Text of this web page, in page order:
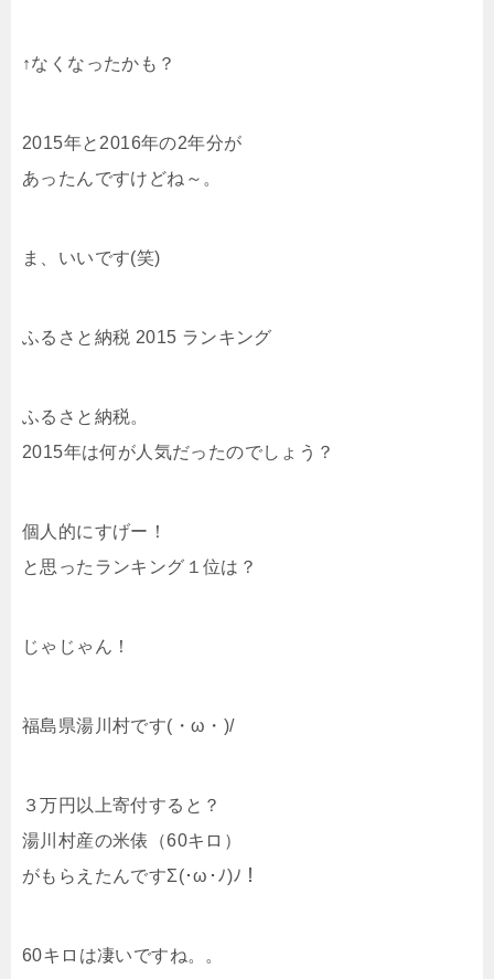
↑なくなったかも？
2015年と2016年の2年分が
あったんですけどね～。
ま、いいです(笑)
ふるさと納税 2015 ランキング
ふるさと納税。
2015年は何が人気だったのでしょう？
個人的にすげー！
と思ったランキング１位は？
じゃじゃん！
福島県湯川村です(・ω・)/
３万円以上寄付すると？
湯川村産の米俵（60キロ）
がもらえたんですΣ(･ω･ﾉ)ﾉ！
60キロは凄いですね。。